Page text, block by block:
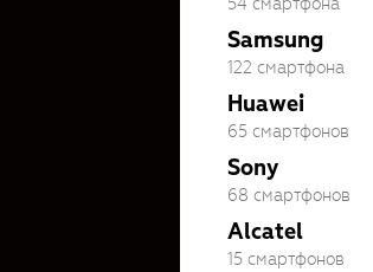
Samsung
122 смартфона
Huawei
65 смартфонов
Sony
68 смартфонов
Alcatel
15 смартфонов